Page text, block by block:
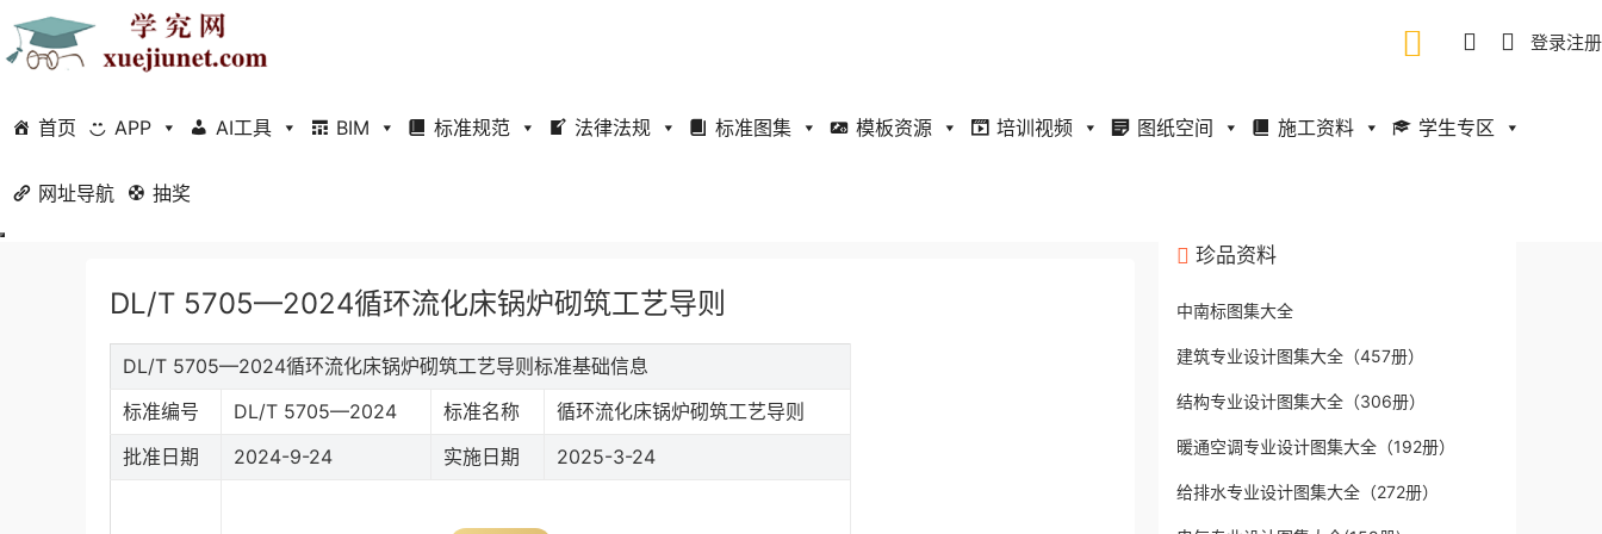
登录注册
首页 APP AI工具 BIM 标准规范 法律法规 标准图集 模板资源 培训视频 图纸空间 施工资料 学生专区
网址导航 抽奖
当前位置：首页
DL/T 5705—2024循环流化床锅炉砌筑工艺导则
DL/T 5705—2024循环流化床锅炉砌筑工艺导则标准基础信息
标准编号
DL/T 5705—2024 标准名称
循环流化床锅炉砌筑工艺导则
批准日期
2024-9-24 实施日期 2025-3-24
珍品资料
中南标图集大全
建筑专业设计图集大全（457册）
结构专业设计图集大全（306册）
暖通空调专业设计图集大全（192册）
给排水专业设计图集大全（272册）